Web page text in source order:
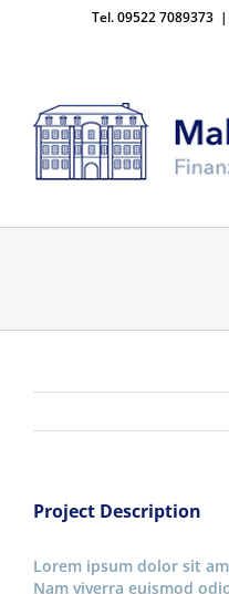
Tel. 09522 7089373 |
Project Description
Lorem ipsum dolor sit
Nam viverra euismod